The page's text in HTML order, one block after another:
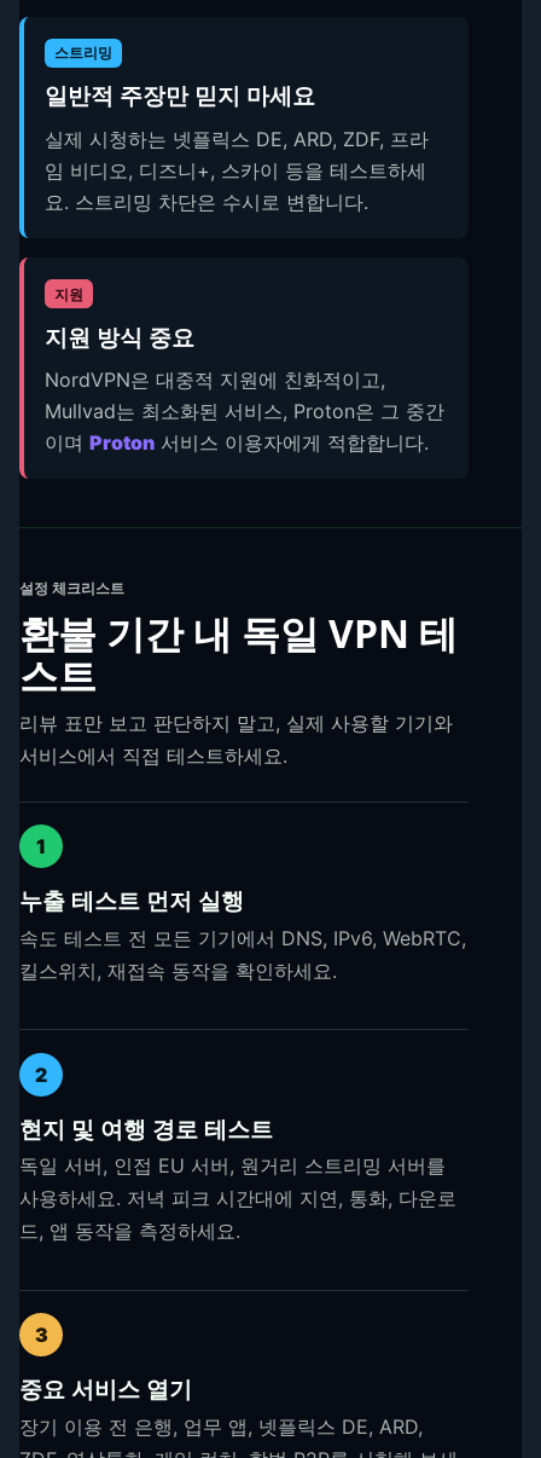
스트리밍
일반적 주장만 믿지 마세요
실제 시청하는 넷플릭스 DE, ARD, ZDF, 프라
임 비디오, 디즈니+, 스카이 등을 테스트하세
요. 스트리밍 차단은 수시로 변합니다.
지원
지원 방식 중요
NordVPN은 대중적 지원에 친화적이고,
Mullvad는 최소화된 서비스, Proton은 그 중간
이며Proton 서비스 이용자에게 적합합니다.
설정 체크리스트
환불 기간 내 독일 VPN 테
스트
리뷰 표만 보고 판단하지 말고, 실제 사용할 기기와
서비스에서 직접 테스트하세요.
1
누출 테스트 먼저 실행
속도 테스트 전 모든 기기에서 DNS, IPv6, WebRTC,
킬스위치, 재접속 동작을 확인하세요.
2
현지 및 여행 경로 테스트
독일 서버, 인접 EU 서버, 원거리 스트리밍 서버를
사용하세요. 저녁 피크 시간대에 지연, 통화, 다운로
드, 앱 동작을 측정하세요.
3
중요 서비스 열기
장기 이용 전 은행, 업무 앱, 넷플릭스 DE, ARD,